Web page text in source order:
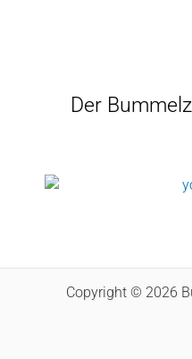
Der
Copyright © 2026